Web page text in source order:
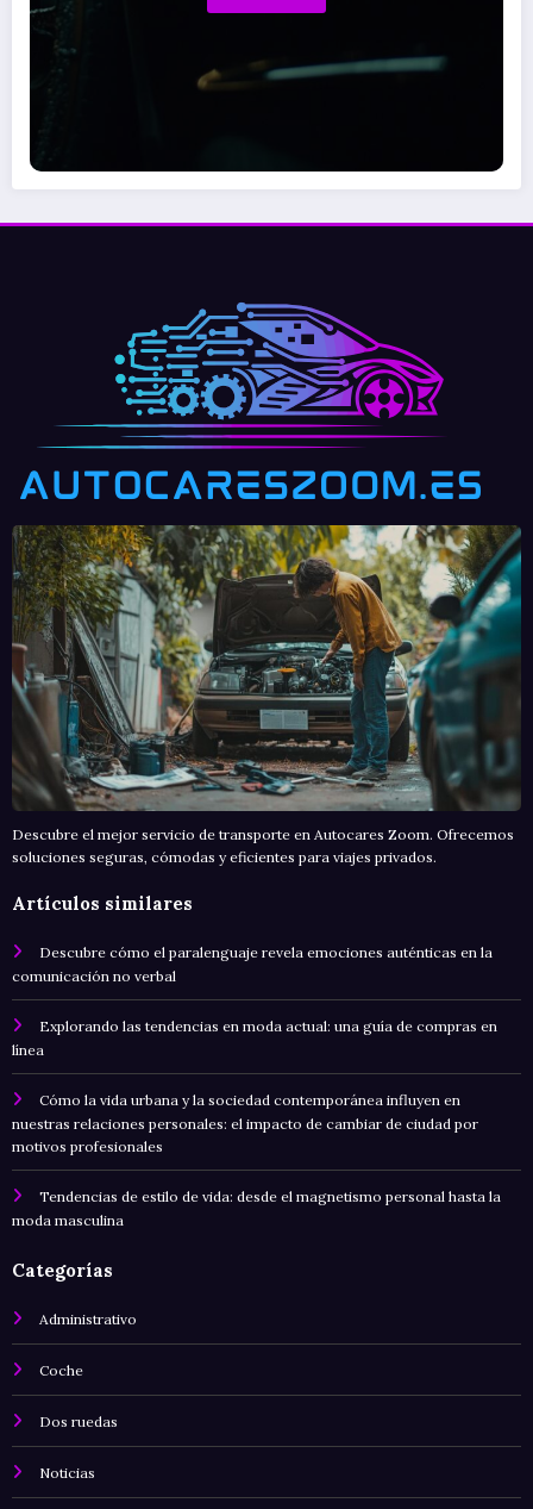
Descubre el mejor servicio de transporte en Autocares Zoom. Ofrecemos
soluciones seguras, cómodas y eficientes para viajes privados.
Artículos similares
Descubre cómo el paralenguaje revela emociones auténticas en la
comunicación no verbal
Explorando las tendencias en moda actual: una guía de compras en
línea
Cómo la vida urbana y la sociedad contemporánea influyen en
nuestras relaciones personales: el impacto de cambiar de ciudad por
motivos profesionales
Tendencias de estilo de vida: desde el magnetismo personal hasta la
moda masculina
Categorías
Administrativo
Coche
Dos ruedas
Noticias